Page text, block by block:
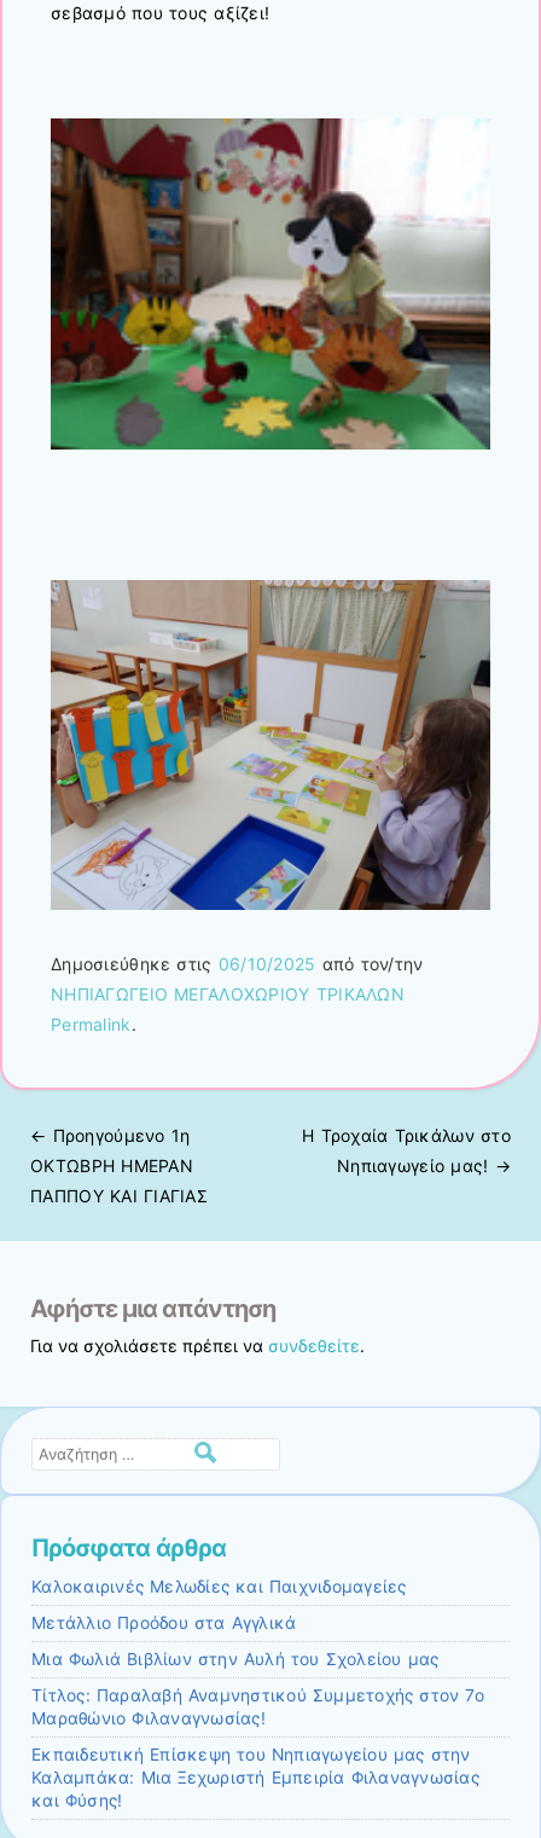
σεβασμό που τους αξίζει!
Δημοσιεύθηκε στις 06/10/2025 από τον/την
ΝΗΠΙΑΓΩΓΕΙΟ ΜΕΓΑΛΟΧΩΡΙΟΥ ΤΡΙΚΑΛΩΝ
Permalink.
Πλοήγηση άρθρων
← Προηγούμενo 1η
ΟΚΤΩΒΡΗ ΗΜΕΡΑΝ
ΠΑΠΠΟΥ ΚΑΙ ΓΙΑΓΙΑΣ
Η Τροχαία Τρικάλων στο
Νηπιαγωγείο μας! →
Αφήστε μια απάντηση
Για να σχολιάσετε πρέπει νασυνδεθείτε.
Αναζήτηση
Πρόσφατα άρθρα
Καλοκαιρινές Μελωδίες και Παιχνιδομαγείες
Μετάλλιο Προόδου στα Αγγλικά
Μια Φωλιά Βιβλίων στην Αυλή του Σχολείου μας
Τίτλος: Παραλαβή Αναμνηστικού Συμμετοχής στον 7ο
Μαραθώνιο Φιλαναγνωσίας!
Εκπαιδευτική Επίσκεψη του Νηπιαγωγείου μας στην
Καλαμπάκα: Μια Ξεχωριστή Εμπειρία Φιλαναγνωσίας
και Φύσης!